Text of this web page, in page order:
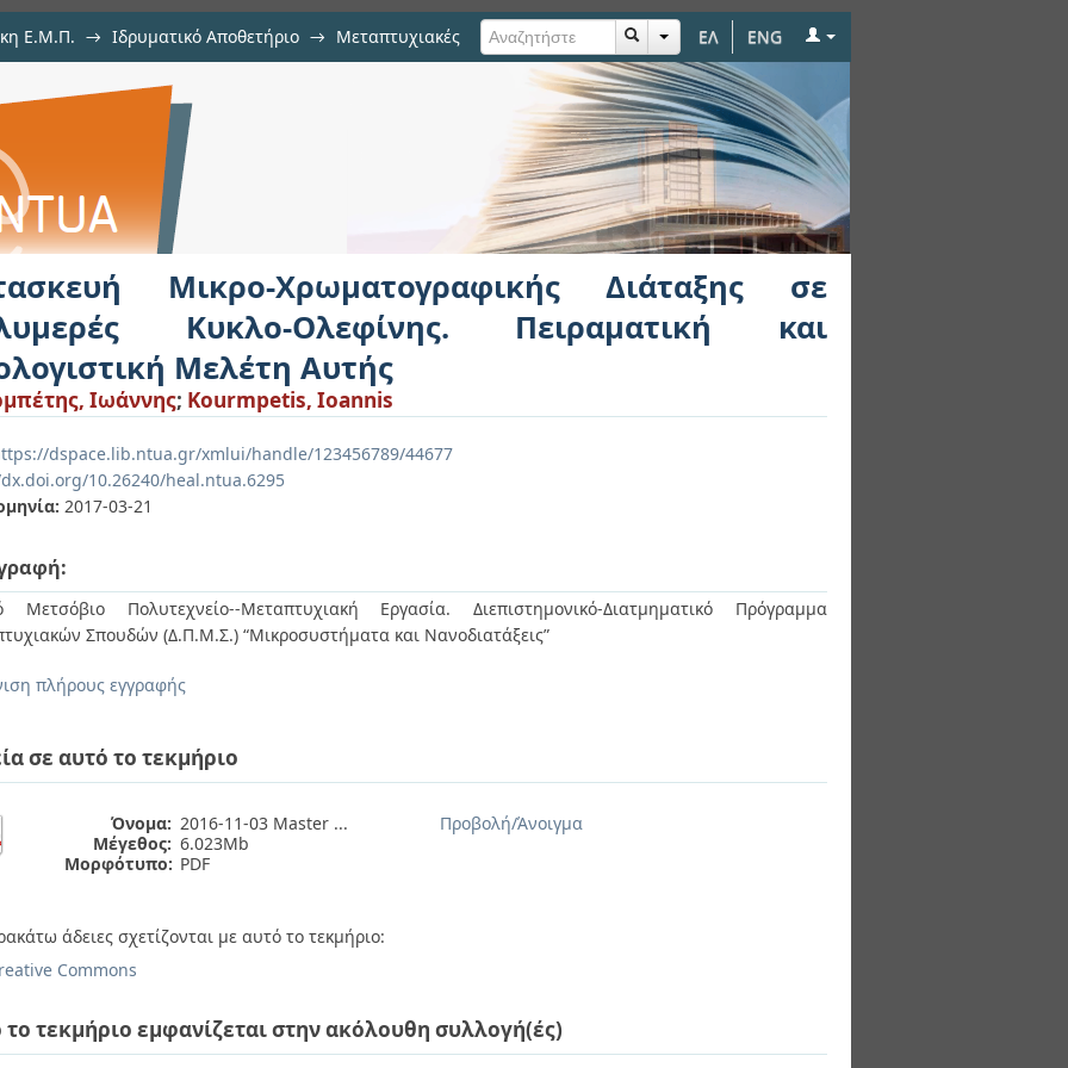
ΕΛ ENG
Ε.Μ.Π. → Ιδρυματικό Αποθετήριο → Μεταπτυχιακές
Διάταξης σε Πολυμερές Κυκλο-
και Υπολογιστική Μελέτη Αυτής
Μικρο-Χρωματογραφικής Διάταξης σε
Κυκλο-Ολεφίνης. Πειραματική και
Μελέτη Αυτής
Ιωάννης; Kourmpetis, Ioannis
dspace.lib.ntua.gr/xmlui/handle/123456789/44677
10.26240/heal.ntua.6295
2017-03-21
Μετσόβιο Πολυτεχνείο--Μεταπτυχιακή Εργασία. Διεπιστημονικό-Διατμηματικό Πρόγραμμα
Σπουδών (Δ.Π.Μ.Σ.) “Μικροσυστήματα και Νανοδιατάξεις”
πλήρους εγγραφής
σε αυτό το τεκμήριο
Όνομα: 2016-11-03 Master ...
Μέγεθος: 6.023Mb
Μορφότυπο: PDF
Προβολή/Άνοιγμα
άδειες σχετίζονται με αυτό το τεκμήριο:
Commons
το τεκμήριο εμφανίζεται στην ακόλουθη συλλογή(ές)